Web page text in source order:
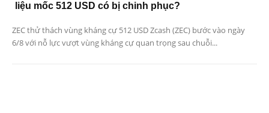
liệu mốc 512 USD có bị chinh phục?
ZEC thử thách vùng kháng cự 512 USD Zcash (ZEC) bước vào ngày
6/8 với nỗ lực vượt vùng kháng cự quan trọng sau chuỗi...